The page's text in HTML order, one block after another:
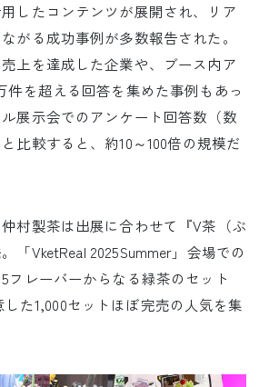
したコンテンツが展開され、リア
がる成功事例が多数報告された。
上を達成した企業や、ブース内ア
件を超える回答を集めた事例もあっ
展示会でのアンケート回答数（数
比較すると、約10～100倍の規模だ
村製茶は出展に合わせて『V茶（ぶ
「VketReal 2025Summer」会場での
フレーバーからなる緑茶のセット
した1,000セットほぼ完売の人気を集